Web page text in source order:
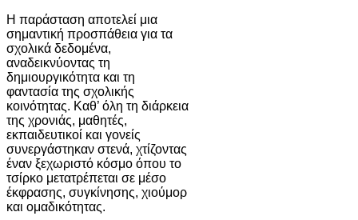
Η παράσταση αποτελεί μια
σημαντική προσπάθεια για τα
σχολικά δεδομένα,
αναδεικνύοντας τη
δημιουργικότητα και τη
φαντασία της σχολικής
κοινότητας. Καθ’ όλη τη διάρκεια
της χρονιάς, μαθητές,
εκπαιδευτικοί και γονείς
συνεργάστηκαν στενά, χτίζοντας
έναν ξεχωριστό κόσμο όπου το
τσίρκο μετατρέπεται σε μέσο
έκφρασης, συγκίνησης, χιούμορ
και ομαδικότητας.